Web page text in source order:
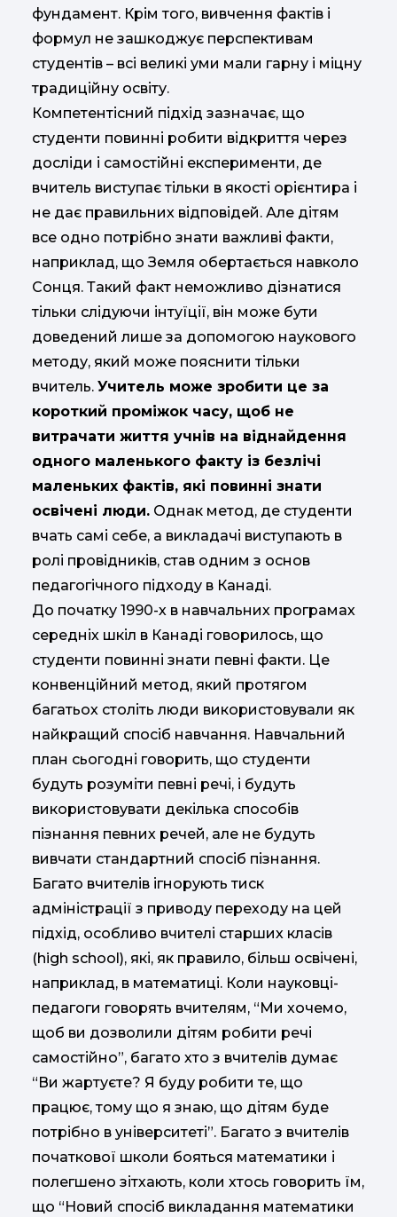
фундамент. Крім того, вивчення фактів і
формул не зашкоджує перспективам
студентів – всі великі уми мали гарну і міцну
традиційну освіту.
Компетентісний підхід зазначає, що
студенти повинні робити відкриття через
досліди і самостійні експерименти, де
вчитель виступає тільки в якості орієнтира і
не дає правильних відповідей. Але дітям
все одно потрібно знати важливі факти,
наприклад, що Земля обертається навколо
Сонця. Такий факт неможливо дізнатися
тільки слідуючи інтуїції, він може бути
доведений лише за допомогою наукового
методу, який може пояснити тільки
вчитель. Учитель може зробити це за
короткий проміжок часу, щоб не
витрачати життя учнів на віднайдення
одного маленького факту із безлічі
маленьких фактів, які повинні знати
освічені люди. Однак метод, де студенти
вчать самі себе, а викладачі виступають в
ролі провідників, став одним з основ
педагогічного підходу в Канаді.
До початку 1990-х в навчальних програмах
середніх шкіл в Канаді говорилось, що
студенти повинні знати певні факти. Це
конвенційний метод, який протягом
багатьох століть люди використовували як
найкращий спосіб навчання. Навчальний
план сьогодні говорить, що студенти
будуть розуміти певні речі, і будуть
використовувати декілька способів
пізнання певних речей, але не будуть
вивчати стандартний спосіб пізнання.
Багато вчителів ігнорують тиск
адміністрації з приводу переходу на цей
підхід, особливо вчителі старших класів
(high school), які, як правило, більш освічені,
наприклад, в математиці. Коли науковці-
педагоги говорять вчителям, “Ми хочемо,
щоб ви дозволили дітям робити речі
самостійно”, багато хто з вчителів думає
“Ви жартуєте? Я буду робити те, що
працює, тому що я знаю, що дітям буде
потрібно в університеті”. Багато з вчителів
початкової школи бояться математики і
полегшено зітхають, коли хтось говорить їм,
що “Новий спосіб викладання математики